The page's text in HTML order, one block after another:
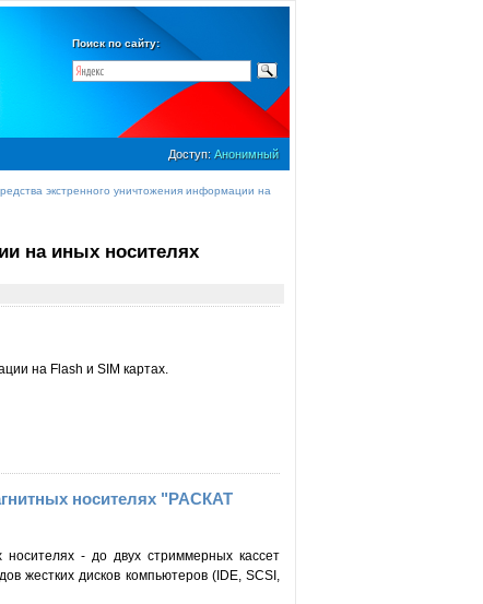
Поиск по сайту:
Доступ: Анонимный
экстренного уничтожения информации на
на иных носителях
на Flash и SIM картах.
носителях "РАСКАТ
- до двух стриммерных кассет
жестких дисков компьютеров (IDE, SCSI,